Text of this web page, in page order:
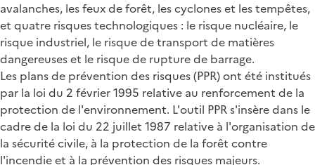
avalanches, les feux de forêt, les cyclones et les tempêtes,
et quatre risques technologiques : le risque nucléaire, le
risque industriel, le risque de transport de matières
dangereuses et le risque de rupture de barrage.
Les plans de prévention des risques (PPR) ont été institués
par la loi du 2 février 1995 relative au renforcement de la
protection de l'environnement. L'outil PPR s'insère dans le
cadre de la loi du 22 juillet 1987 relative à l'organisation de
la sécurité civile, à la protection de la forêt contre
l'incendie et à la prévention des risques majeurs.